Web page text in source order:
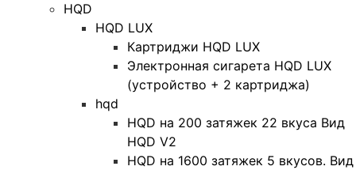
HQD
HQD LUX
Картриджи HQD LUX
Электронная сигарета HQD LUX
(устройство + 2 картриджа)
hqd
HQD на 200 затяжек 22 вкуса Вид
HQD V2
HQD на 1600 затяжек 5 вкусов. Вид